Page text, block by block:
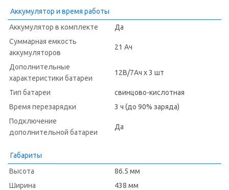
Аккумулятор и время работы
Аккумулятор в комплекте
Да
Суммарная емкость
аккумуляторов
21 Ач
Дополнительные
характеристики батареи
12В/7Ач х 3 шт
Тип батареи
свинцово-кислотная
Время перезарядки
3 ч (до 90% заряда)
Подключение
дополнительной батареи
Да
Габариты
Высота
86.5 мм
Ширина
438 мм